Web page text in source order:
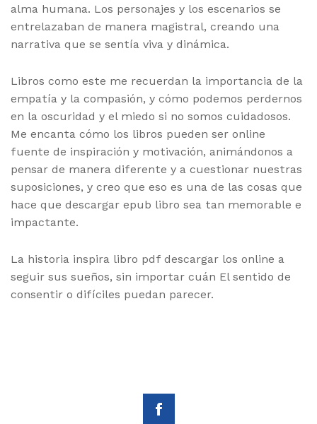
alma humana. Los personajes y los escenarios se
entrelazaban de manera magistral, creando una
narrativa que se sentía viva y dinámica.
Libros como este me recuerdan la importancia de la
empatía y la compasión, y cómo podemos perdernos
en la oscuridad y el miedo si no somos cuidadosos.
Me encanta cómo los libros pueden ser online
fuente de inspiración y motivación, animándonos a
pensar de manera diferente y a cuestionar nuestras
suposiciones, y creo que eso es una de las cosas que
hace que descargar epub libro sea tan memorable e
impactante.
La historia inspira libro pdf descargar los online a
seguir sus sueños, sin importar cuán El sentido de
consentir o difíciles puedan parecer.